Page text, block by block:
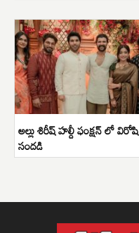
అల్లు శిరీష్ హల్దీ ఫంక్షన్ లో విరోషి
సందడి